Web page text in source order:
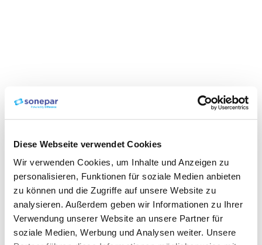
Diese Webseite verwendet Cookies
Wir verwenden Cookies, um Inhalte und Anzeigen zu
personalisieren, Funktionen für soziale Medien anbieten
zu können und die Zugriffe auf unsere Website zu
analysieren. Außerdem geben wir Informationen zu Ihrer
Verwendung unserer Website an unsere Partner für
soziale Medien, Werbung und Analysen weiter. Unsere